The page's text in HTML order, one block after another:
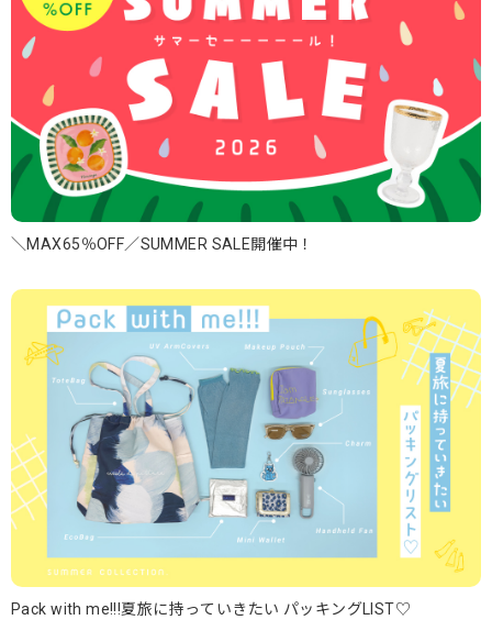
＼MAX65％OFF／SUMMER SALE開催中！
Pack with me!!!夏旅に持っていきたい パッキングLIST♡